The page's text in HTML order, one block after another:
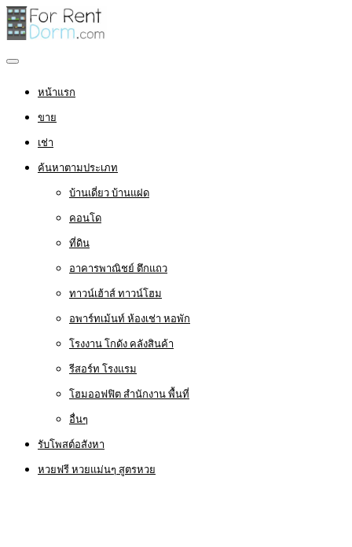
หน้าแรก
ขาย
เช่า
ค้นหาตามประเภท
บ้านเดี่ยว บ้านแฝด
คอนโด
ที่ดิน
อาคารพาณิชย์ ตึกแถว
ทาวน์เฮ้าส์ ทาวน์โฮม
อพาร์ทเม้นท์ ห้องเช่า หอพัก
โรงงาน โกดัง คลังสินค้า
รีสอร์ท โรงแรม
โฮมออฟฟิต สำนักงาน พื้นที่
อื่นๆ
รับโพสต์อสังหา
หวยฟรี หวยแม่นๆ สูตรหวย